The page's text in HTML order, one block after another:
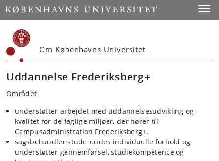
Start
Om Københavns Universitet
Uddannelse Frederiksberg+
Området
understøtter arbejdet med uddannelsesudvikling og -
kvalitet for de faglige miljøer, der hører til
Campusadministration Frederiksberg+.
sagsbehandler studerendes individuelle forhold og
understøtter gennemførsel, studiekompetence og